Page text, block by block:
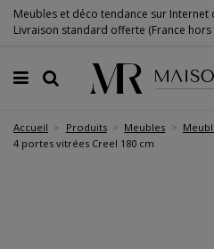
Meubles et déco tendance sur Internet
Livraison standard offerte (France hors
Accueil Produits Meubles
4 portes vitrées Creel 180 cm